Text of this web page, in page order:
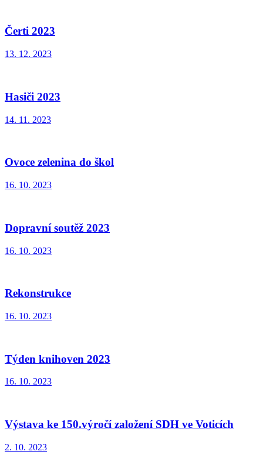
Čerti 2023
13. 12. 2023
Hasiči 2023
14. 11. 2023
Ovoce zelenina do škol
16. 10. 2023
Dopravní soutěž 2023
16. 10. 2023
Rekonstrukce
16. 10. 2023
Týden knihoven 2023
16. 10. 2023
Výstava ke 150.výročí založení SDH ve Voticích
2. 10. 2023